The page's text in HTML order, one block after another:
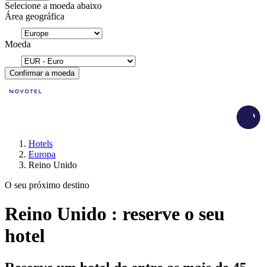
Selecione a moeda abaixo
Área geográfica
Moeda
Confirmar a moeda
Hotels
Europa
Reino Unido
O seu próximo destino
Reino Unido : reserve o seu
hotel